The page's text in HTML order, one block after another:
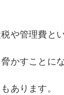
や管理費と
かすことに
あります。